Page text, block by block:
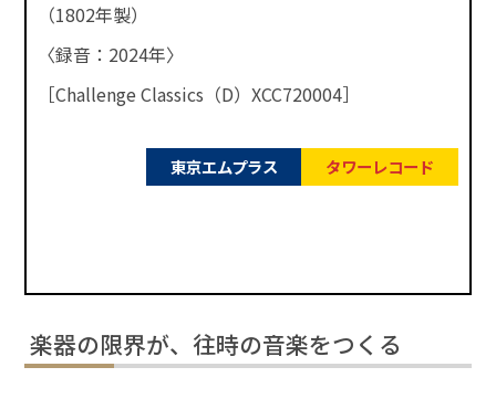
（1802年製）
〈録音：2024年〉
［Challenge Classics（D）XCC720004］
東京エムプラス タワーレコード
楽器の限界が、往時の音楽をつくる